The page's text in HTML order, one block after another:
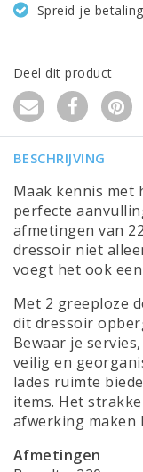
Spreid je
Deel dit product
BESCHRIJVING
Maak kennis met
perfecte
afmetingen van
dressoir niet
voegt het ook
Met 2 greeploze
dit dressoir
Bewaar je
veilig en
lades ruimte
items. Het
afwerking maken
Afmetingen